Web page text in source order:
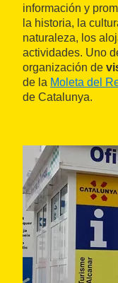
información y
la historia, la
naturaleza, los
actividades. Uno
organización de
de la Moleta del
de Catalunya.